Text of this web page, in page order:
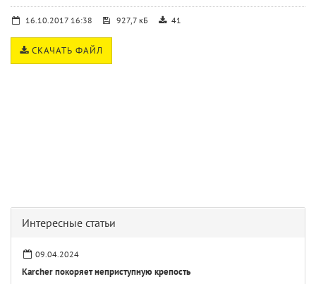
16.10.2017 16:38 927,7 кБ 41
СКАЧАТЬ ФАЙЛ
Интересные статьи
09.04.2024
Karcher покоряет неприступную крепость